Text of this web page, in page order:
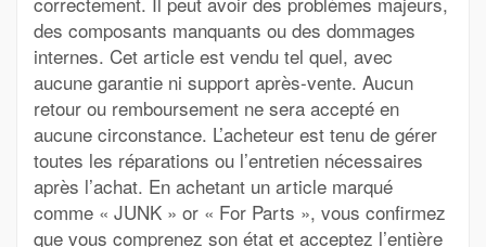
des composants manquants ou des dommages
internes. Cet article est vendu tel quel, avec
aucune garantie ni support après-vente. Aucun
retour ou remboursement ne sera accepté en
aucune circonstance. L’acheteur est tenu de gérer
toutes les réparations ou l’entretien nécessaires
après l’achat. En achetant un article marqué
comme « JUNK » or « For Parts », vous confirmez
que vous comprenez son état et acceptez l’entière